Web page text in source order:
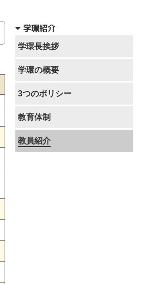
学環紹介
学環長挨拶
学環の概要
3つのポリシー
教育体制
教員紹介